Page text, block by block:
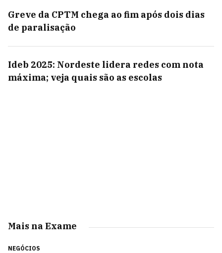
Greve da CPTM chega ao fim após dois dias
de paralisação
Ideb 2025: Nordeste lidera redes com nota
máxima; veja quais são as escolas
Mais na Exame
NEGÓCIOS